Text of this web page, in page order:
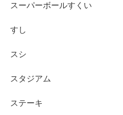
スーパーボールすくい
すし
スシ
スタジアム
ステーキ